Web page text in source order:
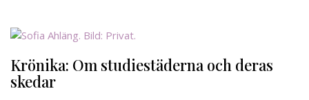
Krönika: Om studiestäderna och deras
skedar